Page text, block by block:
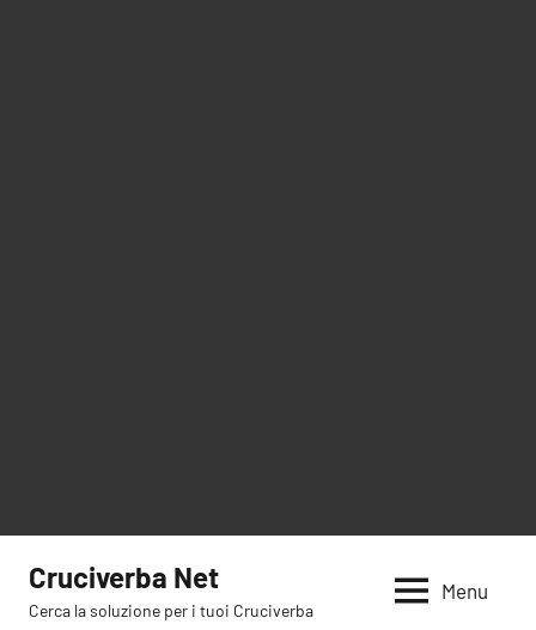
contenuto
Cruciverba Net
Cerca la soluzione per i tuoi Cruciverba
Menu